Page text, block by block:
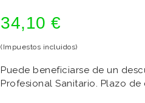
34,10 €
(Impuestos incluidos)
Puede beneficiarse de un
Profesional Sanitario. Plazo de